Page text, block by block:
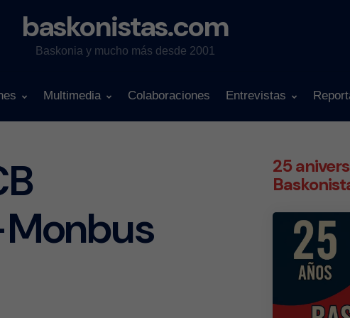
baskonistas.com
Baskonia y mucho más desde 2001
Multimedia Colaboraciones Entrevistas
25